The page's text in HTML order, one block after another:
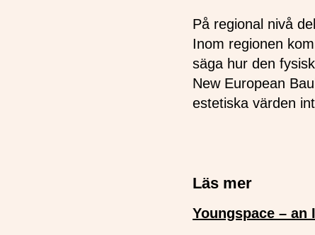
På regional nivå
Inom regionen
säga hur den
New European
estetiska värden
Läs mer
Youngspace –